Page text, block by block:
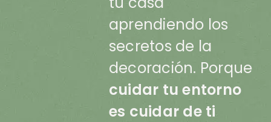
aprendiendo los
secretos de la
decoración. Porque
cuidar tu entorno
es cuidar de ti